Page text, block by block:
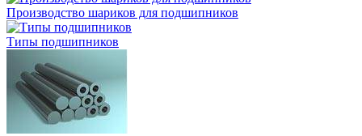
Производство шариков для подшипников
Типы подшипников